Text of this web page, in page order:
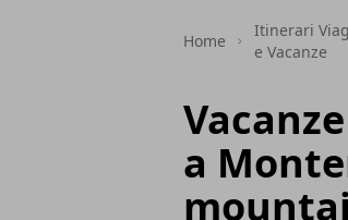
Home
Itinerari
e Vacanze
a